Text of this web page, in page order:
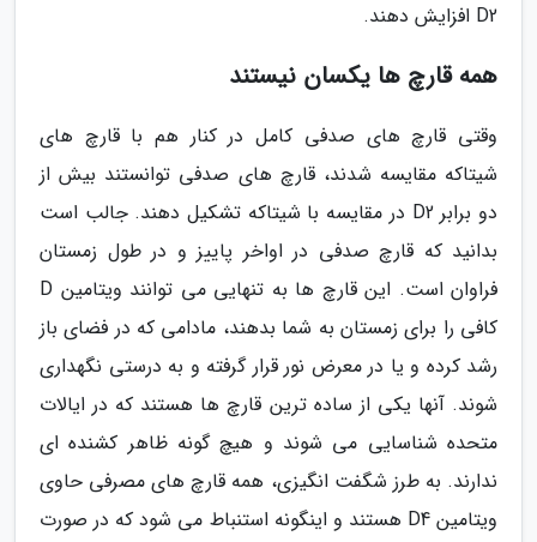
D2 افزایش دهند.
همه قارچ ها یکسان نیستند
وقتی قارچ های صدفی کامل در کنار هم با قارچ های
شیتاکه مقایسه شدند، قارچ های صدفی توانستند بیش از
دو برابر D2 در مقایسه با شیتاکه تشکیل دهند. جالب است
بدانید که قارچ صدفی در اواخر پاییز و در طول زمستان
فراوان است. این قارچ ها به تنهایی می توانند ویتامین D
کافی را برای زمستان به شما بدهند، مادامی که در فضای باز
رشد کرده و یا در معرض نور قرار گرفته و به درستی نگهداری
شوند. آنها یکی از ساده ترین قارچ ها هستند که در ایالات
متحده شناسایی می شوند و هیچ گونه ظاهر کشنده ای
ندارند. به طرز شگفت انگیزی، همه قارچ های مصرفی حاوی
ویتامین D4 هستند و اینگونه استنباط می شود که در صورت